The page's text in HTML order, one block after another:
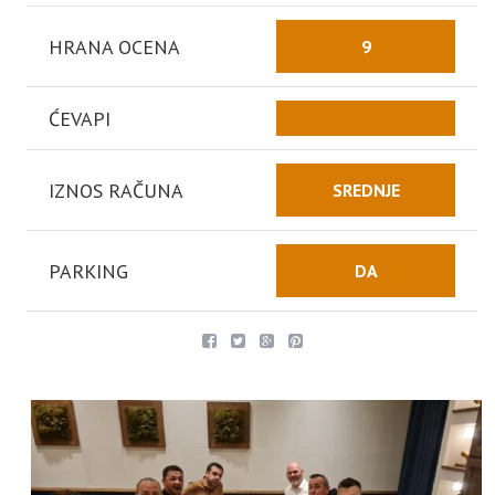
HRANA OCENA 9
ĆEVAPI
IZNOS RAČUNA SREDNJE
PARKING DA